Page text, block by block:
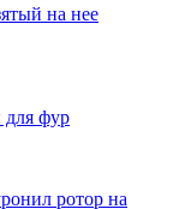
на нее
для фур
ротор на